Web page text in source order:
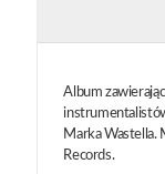
Album
Marka Wastella.
Records.